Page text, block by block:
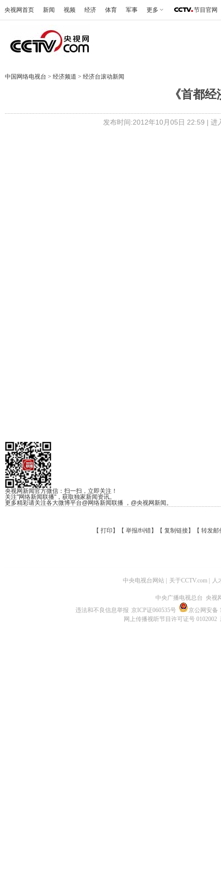
央视网首页 新闻 视频 经济 体育 军事 更多 节目官网
中国网络电视台 > 经济频道 > 经济台滚动新闻
《首都
发布时间:2012年10月05日 22:59 | 进
央视网新闻官方微信：扫一扫，立即关注！
关注"网络新闻联播"，获取独家新闻资讯。
更多精彩请关注各大微博平台@网络新闻联播 ，@央视网新闻。
【 打印 】【 举报/纠错】【 复制链接】【 转发邮
中央电视台网站 关于CCTV.com 人
中央广播电视总台 央视
违法和不良信息举报 京ICP证060535号
京公网安备
网上传播视听节目许可证号 0102002